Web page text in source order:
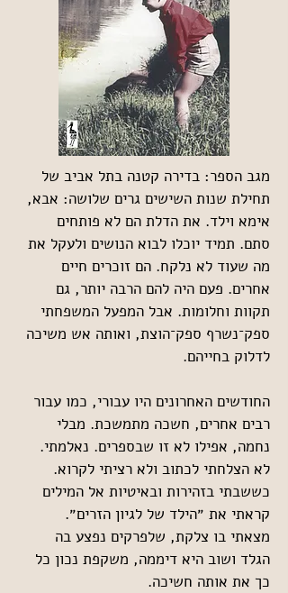
מגב הספר: בדירה קטנה בתל אביב של
תחילת שנות השישים גרים שלושה: אבא,
אימא וילד. את הדלת הם לא פותחים
סתם. תמיד יוכלו לבוא הנושים ולעקל את
מה שעוד לא נלקח. הם זוכרים חיים
אחרים. פעם היה להם הרבה יותר, גם
תקוות וחלומות. אבל המפעל המשפחתי
ספק־נשרף ספק־הוצת, ואותה אש משיכה
לדלוק בחייהם.
החודשים האחרונים היו עבורי, כמו עבור
רבים אחרים, חשכה מתמשכת. מבלי
נחמה, אפילו לא זו שבספרים. נאלמתי.
לא הצלחתי לכתוב ולא רציתי לקרוא.
כששבתי בזהירות ובאיטיות אל המילים
קראתי את ״הילד של לגיון הזרים״.
מצאתי בו צלקת, שלפרקים נפצע בה
הגלד ושוב היא דיממה, משקפת נכון כל
כך את אותה חשיכה.